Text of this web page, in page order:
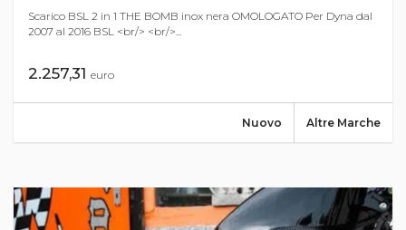
Scarico BSL 2 in 1 THE BOMB inox nera OMOLOGATO Per Dyna dal
2007 al 2016 BSL <br/> <br/>...
2.257,31 euro
Altre Marche
Nuovo